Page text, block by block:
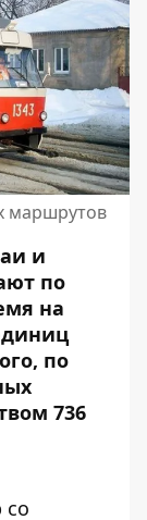
маршрутов
и
по
на
по
736